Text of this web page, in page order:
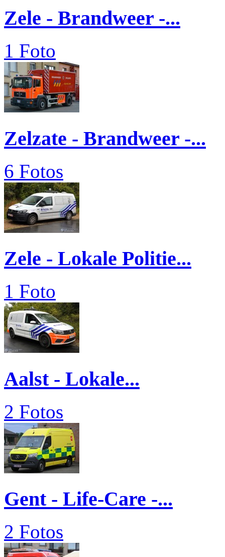
Zele - Brandweer -...
1 Foto
Zelzate - Brandweer -...
6 Fotos
Zele - Lokale Politie...
1 Foto
Aalst - Lokale...
2 Fotos
Gent - Life-Care -...
2 Fotos